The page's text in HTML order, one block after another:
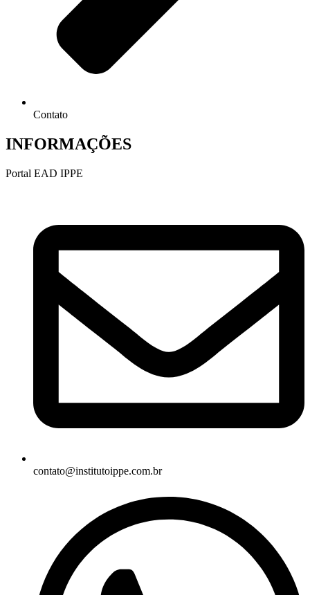
Contato
INFORMAÇÕES
Portal EAD IPPE
contato@institutoippe.com.br